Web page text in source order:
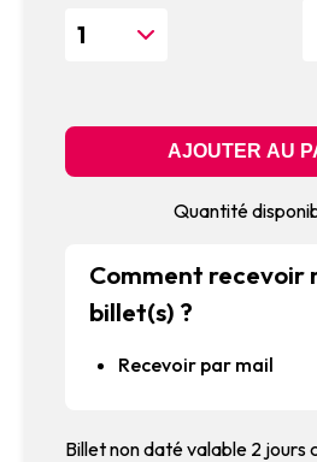
Quantité
Comment recevoir
billet(s) ?
Recevoir par mail
Billet non daté valable 2 jours